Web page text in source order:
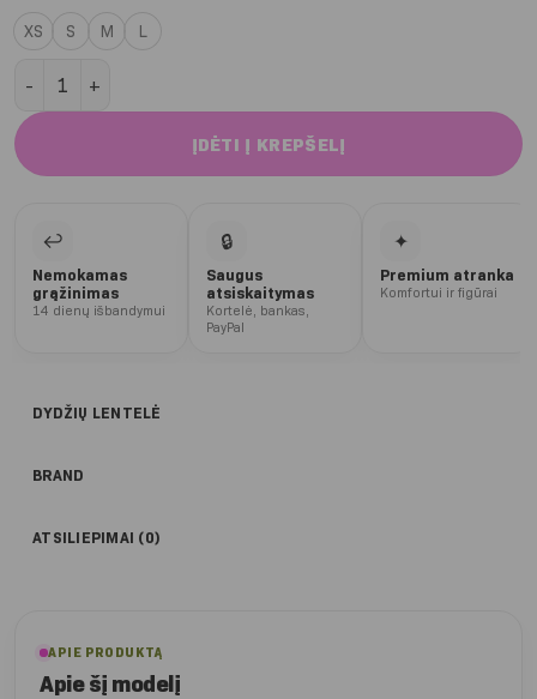
XS S M
L
ĮDĖTI Į KREPŠELĮ
↩
Nemokamas
grąžinimas
14 dienų išbandymui
🔒
Saugus
atsiskaitymas
Kortelė, bankas,
PayPal
✦
Premium atranka
Komfortui ir figūrai
DYDŽIŲ LENTELĖ
BRAND
ATSILIEPIMAI (0)
APIE PRODUKTĄ
Apie šį modelį